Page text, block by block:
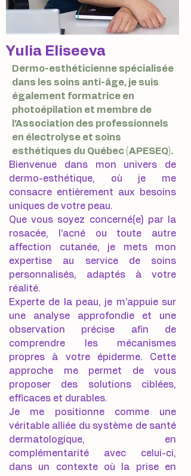
Yulia Eliseeva
Dermo-esthéticienne spécialisée
dans les soins anti-âge, je suis
également formatrice en
photoépilation et membre de
l'Association des professionnels
en électrolyse et soins
esthétiques du Québec (APESEQ).
Bienvenue dans mon univers de
dermo-esthétique, où je me
consacre entièrement aux besoins
uniques de votre peau.
Que vous soyez concerné(e) par la
rosacée, l’acné ou toute autre
affection cutanée, je mets mon
expertise au service de soins
personnalisés, adaptés à votre
réalité.
Experte de la peau, je m’appuie sur
une analyse approfondie et une
observation précise afin de
comprendre les mécanismes
propres à votre épiderme. Cette
approche me permet de vous
proposer des solutions ciblées,
efficaces et durables.
Je me positionne comme une
véritable alliée du système de santé
dermatologique, en
complémentarité avec celui-ci,
dans un contexte où la prise en